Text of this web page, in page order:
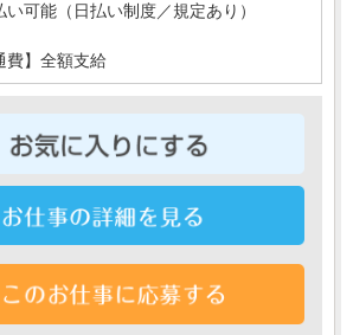
可能（日払い制度／規定あり）
費】全額支給